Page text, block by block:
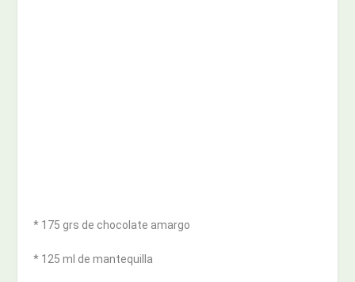
* 175 grs de chocolate amargo
* 125 ml de mantequilla